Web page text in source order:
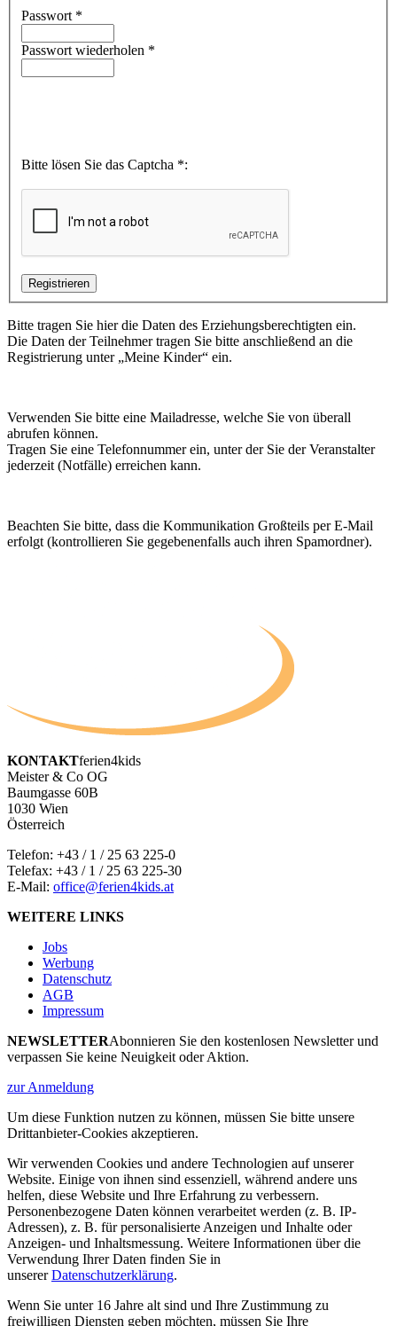
Passwort *
Passwort wiederholen *
Bitte lösen Sie das Captcha *:
Bitte tragen Sie hier die Daten des Erziehungsberechtigten ein.
Die Daten der Teilnehmer tragen Sie bitte anschließend an die
Registrierung unter „Meine Kinder“ ein.
Verwenden Sie bitte eine Mailadresse, welche Sie von überall
abrufen können.
Tragen Sie eine Telefonnummer ein, unter der Sie der Veranstalter
jederzeit (Notfälle) erreichen kann.
Beachten Sie bitte, dass die Kommunikation Großteils per E-Mail
erfolgt (kontrollieren Sie gegebenenfalls auch ihren Spamordner).
KONTAKTferien4kids
Meister & Co OG
Baumgasse 60B
1030 Wien
Österreich
Telefon: +43 / 1 / 25 63 225-0
Telefax: +43 / 1 / 25 63 225-30
E-Mail: office@ferien4kids.at
WEITERE LINKS
Jobs
Werbung
Datenschutz
AGB
Impressum
NEWSLETTERAbonnieren Sie den kostenlosen Newsletter und
verpassen Sie keine Neuigkeit oder Aktion.
zur Anmeldung
Um diese Funktion nutzen zu können, müssen Sie bitte unsere
Drittanbieter-Cookies akzeptieren.
Wir verwenden Cookies und andere Technologien auf unserer
Website. Einige von ihnen sind essenziell, während andere uns
helfen, diese Website und Ihre Erfahrung zu verbessern.
Personenbezogene Daten können verarbeitet werden (z. B. IP-
Adressen), z. B. für personalisierte Anzeigen und Inhalte oder
Anzeigen- und Inhaltsmessung. Weitere Informationen über die
Verwendung Ihrer Daten finden Sie in
unsererDatenschutzerklärung.
Wenn Sie unter 16 Jahre alt sind und Ihre Zustimmung zu
freiwilligen Diensten geben möchten, müssen Sie Ihre